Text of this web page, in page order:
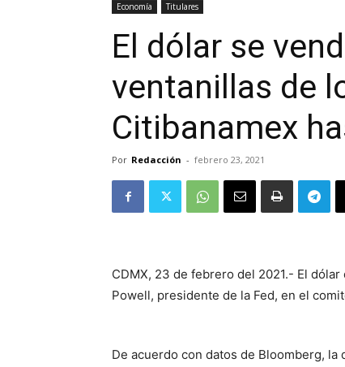
Economía Titulares
El dólar se
ventanillas de
Citibanamex
Por Redacción - febrero 23, 2021
CDMX, 23 de febrero del 2021.- El
Powell, presidente de la Fed, en el
De acuerdo con datos de Bloomberg,